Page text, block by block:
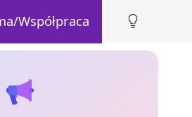
Współpraca